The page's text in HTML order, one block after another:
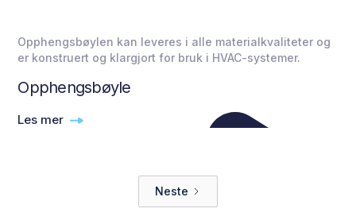
Opphengsbøylen kan leveres i alle materialkvaliteter og
er konstruert og klargjort for bruk i HVAC-systemer.
Opphengsbøyle
Les mer
Neste